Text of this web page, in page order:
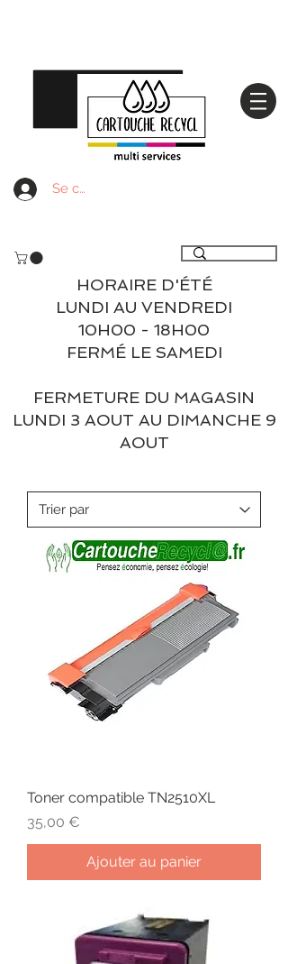
Se connecter
HORAIRE D'ÉTÉ
LUNDI AU VENDREDI
10H00 - 18H00
FERMÉ LE SAMEDI
FERMETURE DU MAGASIN
LUNDI 3 AOUT AU DIMANCHE 9
AOUT
Toner compatible TN2510XL
Prix
35,00 €
Ajouter au panier